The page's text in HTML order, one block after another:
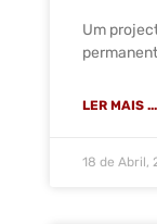
Um
LER MAIS
18 de Abril,